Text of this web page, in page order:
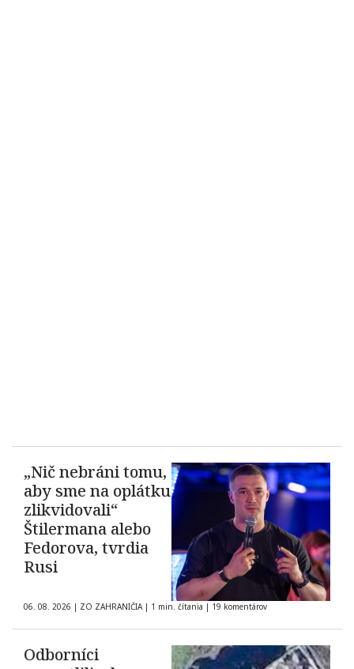
„Nič nebráni tomu,
aby sme na oplátku
zlikvidovali“
Štilermana alebo
Fedorova, tvrdia
Rusi
06. 08. 2026 | ZO ZAHRANIČIA | 1 min. čítania | 19 komentárov
Odborníci